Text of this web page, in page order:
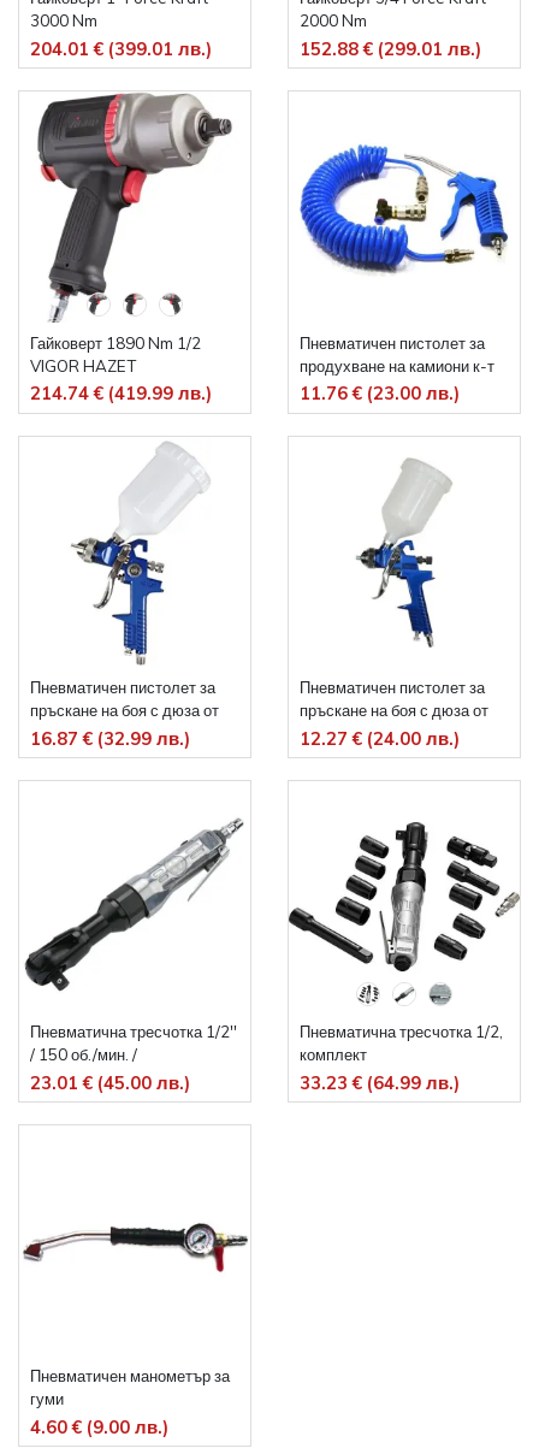
3000 Nm
204.01 € (399.01 лв.)
2000 Nm
152.88 € (299.01 лв.)
Гайковерт 1890 Nm 1/2
VIGOR HAZET
214.74 € (419.99 лв.)
Пневматичен пистолет за
продухване на камиони к-т
11.76 € (23.00 лв.)
Пневматичен пистолет за
пръскане на боя с дюза от
1,3 до 2мм
16.87 € (32.99 лв.)
Пневматичен пистолет за
пръскане на боя с дюза от
0,8мм
12.27 € (24.00 лв.)
Пневматична тресчотка 1/2''
/ 150 об./мин. /
23.01 € (45.00 лв.)
Пневматична тресчотка 1/2,
комплект
33.23 € (64.99 лв.)
Пневматичен манометър за
гуми
4.60 € (9.00 лв.)